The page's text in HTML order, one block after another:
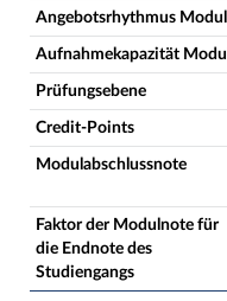
Angebotsrhythmus Modul
Aufnahmekapazität Modul
Prüfungsebene
Credit-Points
Modulabschlussnote
Faktor der Modulnote für
die Endnote des
Studiengangs